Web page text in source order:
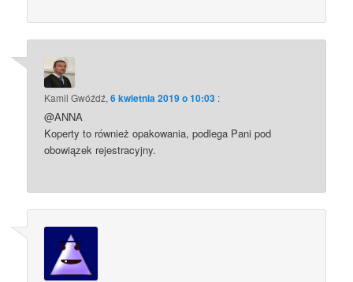
Kamil Gwóźdź,6 kwietnia 2019 o 10:03 :
@ANNA
Koperty to również opakowania, podlega Pani pod
obowiązek rejestracyjny.